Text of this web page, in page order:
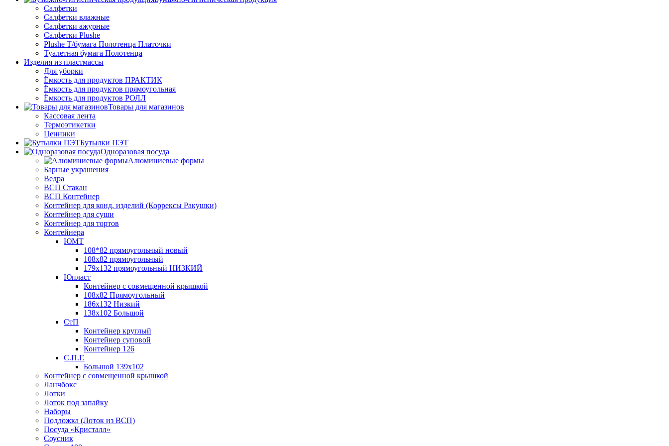
Салфетки
Салфетки влажные
Салфетки ажурные
Салфетки Plushe
Plushe Т/бумага Полотенца Платочки
Туалетная бумага Полотенца
Изделия из пластмассы
Для уборки
Ёмкость для продуктов ПРАКТИК
Ёмкость для продуктов прямоугольная
Ёмкость для продуктов РОЛЛ
Товары для магазинов
Кассовая лента
Термоэтикетки
Ценники
Бутылки ПЭТ
Одноразовая посуда
Алюминиевые формы
Барные украшения
Ведра
ВСП Стакан
ВСП Контейнер
Контейнер для конд. изделий (Коррексы Ракушки)
Контейнер для суши
Контейнер для тортов
Контейнера
ЮМТ
108*82 прямоугольный новый
108х82 прямоугольный
179х132 прямоугольный НИЗКИЙ
Юпласт
Контейнер с совмещенной крышкой
108х82 Прямоугольный
186х132 Низкий
138х102 Большой
СтП
Контейнер круглый
Контейнер суповой
Контейнер 126
С.П.Г.
Большой 139х102
Контейнер с совмещенной крышкой
Ланчбокс
Лотки
Лоток под запайку
Наборы
Подложка (Лоток из ВСП)
Посуда «Кристалл»
Соусник